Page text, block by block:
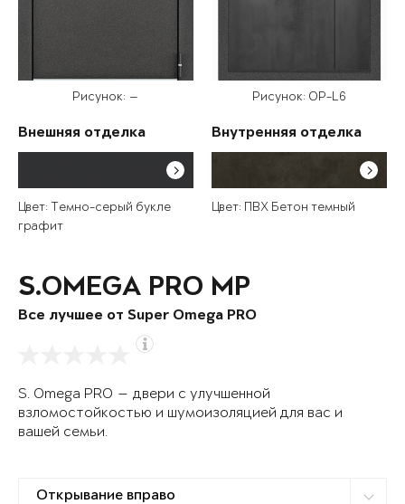
Рисунок: —
Внешняя отделка
Цвет: Темно-серый букле
графит
Рисунок: OP-L6
Внутренняя отделка
Цвет: ПВХ Бетон темный
S.OMEGA PRO MP
Все лучшее от Super Omega PRO
S. Omega PRO — двери с улучшенной
взломостойкостью и шумоизоляцией для вас и
вашей семьи.